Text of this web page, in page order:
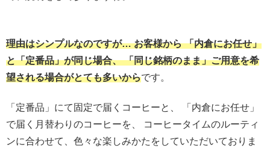
理由はシンプルなのですが… お客様から 「内倉にお任せ」
と「定番品」が同じ場合、 「同じ銘柄のまま」ご用意を希
望される場合がとても多いからです。
「定番品」にて固定で届くコーヒーと、 「内倉にお任せ」
で届く月替わりのコーヒーを、 コーヒータイムのルーティ
ンに合わせて、色々な楽しみかたをしていただいておりま